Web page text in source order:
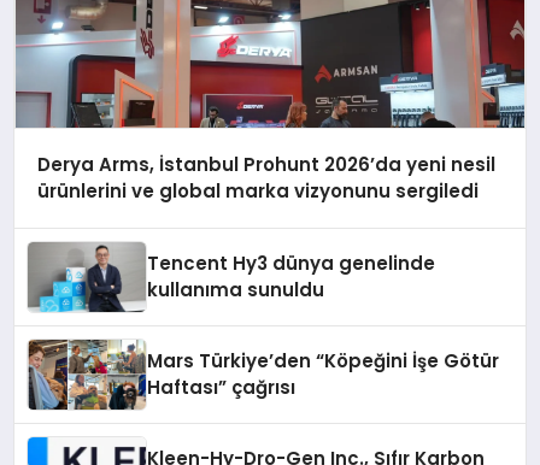
Derya Arms, İstanbul Prohunt 2026’da yeni nesil
ürünlerini ve global marka vizyonunu sergiledi
Tencent Hy3 dünya genelinde
kullanıma sunuldu
Mars Türkiye’den “Köpeğini İşe Götür
Haftası” çağrısı
Kleen-Hy-Dro-Gen Inc., Sıfır Karbon